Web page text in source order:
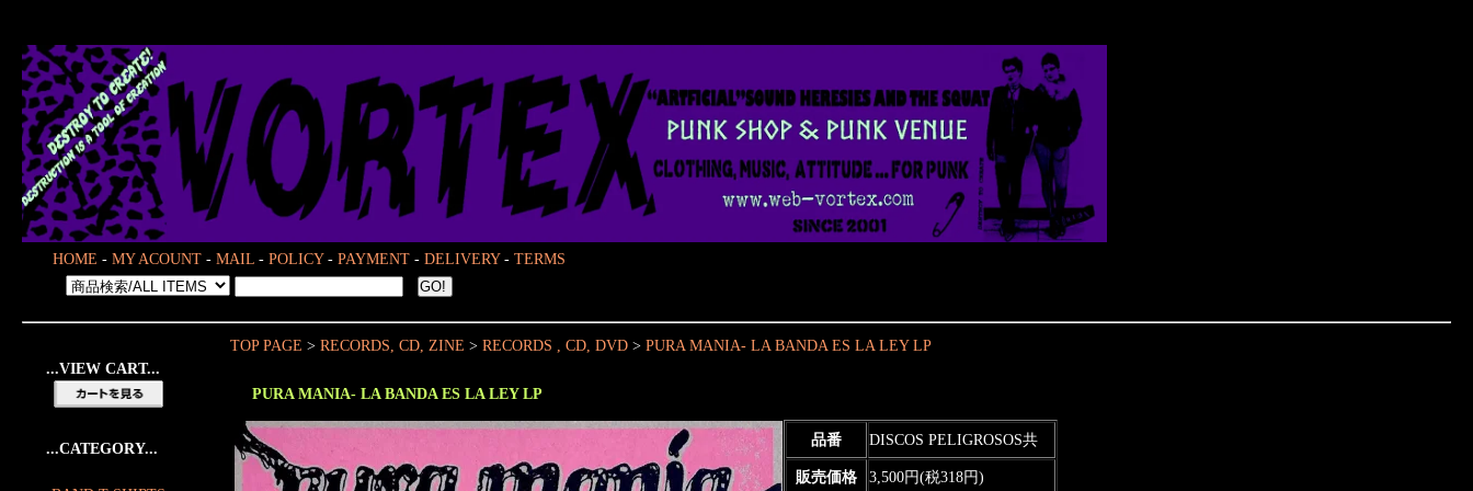
HOME - MY ACOUNT - MAIL - POLICY- PAYMENT - DELIVERY- TERMS
...VIEW CART...
...CATEGORY...
TOP PAGE > RECORDS, CD, ZINE > RECORDS , CD, DVD > PURA MANIA- LA BANDA ES LA LEY LP
PURA MANIA- LA BANDA ES LA LEY LP
品番 DISCOS PELIGROSOS共
販売価格 3,500円(税318円)